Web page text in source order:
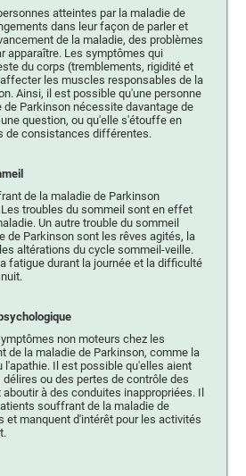
atteintes par la maladie de
dans leur façon de parler et
de la maladie, des problèmes
apparaître. Les symptômes qui
du corps (tremblements, rigidité et
les muscles responsables de la
Ainsi, il est possible qu'une personne
Parkinson nécessite davantage de
question, ou qu'elle s'étouffe en
de consistances différentes.
de la maladie de Parkinson
troubles du sommeil sont en effet
Un autre trouble du sommeil
de Parkinson sont les rêves agités, la
altérations du cycle sommeil-veille.
fatigue durant la journée et la difficulté
non moteurs chez les
de la maladie de Parkinson, comme la
l'apathie. Il est possible qu'elles aient
ou des pertes de contrôle des
à des conduites inappropriées. Il
souffrant de la maladie de
et manquent d'intérêt pour les activités